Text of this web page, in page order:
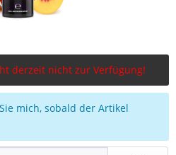
derzeit nicht zur Verfügung!
mich, sobald der Artikel